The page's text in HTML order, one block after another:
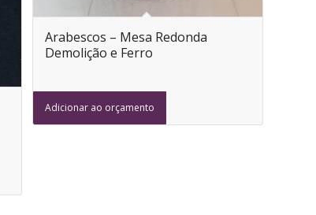
Arabescos – Mesa Redonda
Demolição e Ferro
Adicionar ao orçamento